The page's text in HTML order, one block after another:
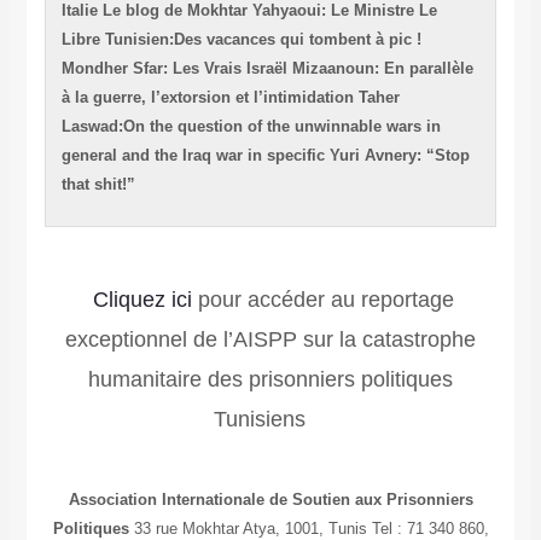
Italie Le blog de Mokhtar Yahyaoui: Le MinistreLe
Libre Tunisien:Des vacances qui tombent à pic !
Mondher Sfar: Les Vrais Israël
Mizaanoun: En parallèle
à la guerre, l’extorsion et l’intimidation Taher
Laswad:On the question of the unwinnable wars in
general and the Iraq war in specificYuri Avnery: “Stop
that shit!”
Cliquez ici pour accéder au reportage
exceptionnel de l’AISPP sur la catastrophe
humanitaire des prisonniers politiques
Tunisiens
Association Internationale de Soutien aux Prisonniers
Politiques 33 rue Mokhtar Atya, 1001, Tunis Tel : 71 340 860,